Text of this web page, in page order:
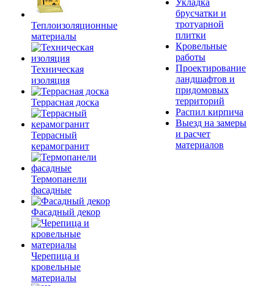
Теплоизоляционные
материалы
Техническая
изоляция
Террасная доска
Террасный
керамогранит
Термопанели
фасадные
Фасадный декор
Черепица и
кровельные
материалы
Укладка
брусчатки и
тротуарной
плитки
Кровельные
работы
Проектирование
ландшафтов и
придомовых
территорий
Распил кирпича
Выезд на замеры
и расчет
материалов